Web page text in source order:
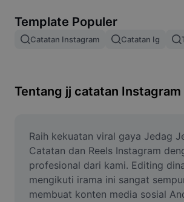
Gabung gambar
Ubah Ukuran Gambar
Pembuat Meme
AI Text Remover
AI People Remover
Template Populer
Catatan Instagram Catatan Ig
Tentang jj catatan Instagram
Raih kekuatan viral gaya Jedag
Catatan dan Reels Instagram
profesional dari kami. Editing
mengikuti irama ini sangat
membuat konten media sosial